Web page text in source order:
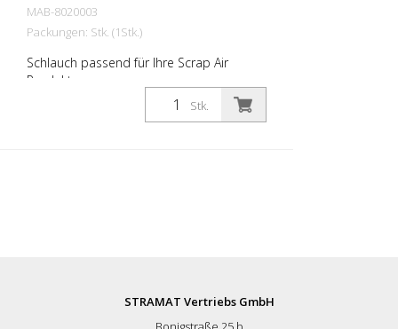
MAB-8020003
Packungen: Stk. (1Stk.)
Schlauch passend für Ihre Scrap Air
Produkte.
Stk.
STRAMAT Vertriebs GmbH